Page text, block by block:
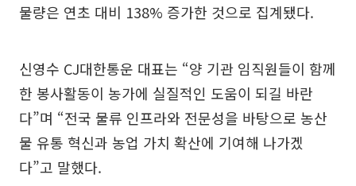
물량은 연초 대비 138% 증가한 것으로 집계됐다.
신영수 CJ대한통운 대표는 “양 기관 임직원들이 함께
한 봉사활동이 농가에 실질적인 도움이 되길 바란
다”며 “전국 물류 인프라와 전문성을 바탕으로 농산
물 유통 혁신과 농업 가치 확산에 기여해 나가겠
다”고 말했다.